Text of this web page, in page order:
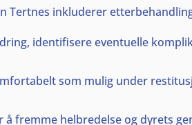
Tertnes inkluderer
identifisere eventuelle
som mulig under
fremme helbredelse og dyrets